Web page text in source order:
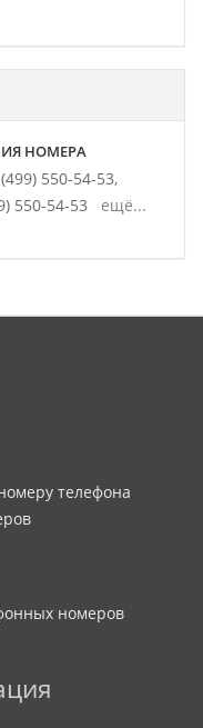
НОМЕРА
550-54-53,
550-54-53 ещё...
телефона
номеров